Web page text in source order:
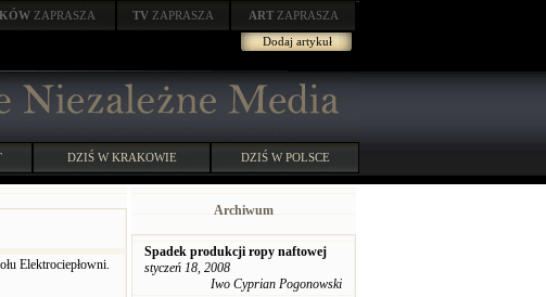
ZAPRASZA TV ZAPRASZA ART ZAPRASZA
Dodaj artykuł
DZIŚ W KRAKOWIE DZIŚ W POLSCE
Elektrociepłowni.
Archiwum
Spadek produkcji ropy naftowej
styczeń 18, 2008
Iwo Cyprian Pogonowski